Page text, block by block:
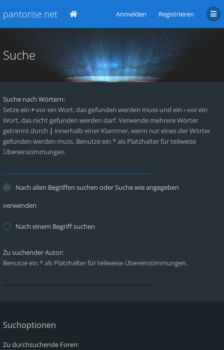
pantorise.net Anmelden Registrieren
Suche
Suche nach Wörtern:
Setze ein +vor ein Wort, das gefunden werden muss und ein -vor ein
Wort, das nicht gefunden werden darf. Verwende mehrere Wörter
getrennt durch | innerhalb einer Klammer, wenn nur eines der Wörter
gefunden werden muss. Benutze ein * als Platzhalter für teilweise
Übereinstimmungen.
Nach allen Begriffen suchen oder Suche wie angegeben
verwenden
Nach einem Begriff suchen
Zu suchender Autor:
Benutze ein * als Platzhalter für teilweise Übereinstimmungen.
Suchoptionen
Zu durchsuchende Foren: